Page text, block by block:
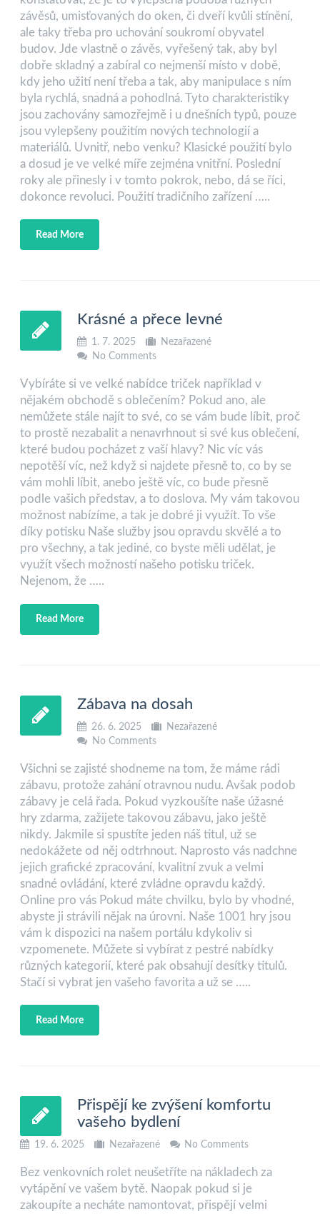
závěsů, umisťovaných do oken, či dveří kvůli stínění,
ale taky třeba pro uchování soukromí obyvatel
budov. Jde vlastně o závěs, vyřešený tak, aby byl
dobře skladný a zabíral co nejmenší místo v době,
kdy jeho užití není třeba a tak, aby manipulace s ním
byla rychlá, snadná a pohodlná. Tyto charakteristiky
jsou zachovány samozřejmě i u dnešních typů, pouze
jsou vylepšeny použitím nových technologií a
materiálů. Uvnitř, nebo venku? Klasické použití bylo
a dosud je ve velké míře zejména vnitřní. Poslední
roky ale přinesly i v tomto pokrok, nebo, dá se říci,
dokonce revoluci. Použití tradičního zařízení …..
Read More
Krásné a přece levné
1. 7. 2025
Nezařazené
No Comments
Vybíráte si ve velké nabídce triček například v
nějakém obchodě s oblečením? Pokud ano, ale
nemůžete stále najít to své, co se vám bude líbit, proč
to prostě nezabalit a nenavrhnout si své kus oblečení,
které budou pocházet z vaší hlavy? Nic víc vás
nepotěší víc, než když si najdete přesně to, co by se
vám mohli líbit, anebo ještě víc, co bude přesně
podle vašich představ, a to doslova. My vám takovou
možnost nabízíme, a tak je dobré ji využít. To vše
díky potisku Naše služby jsou opravdu skvělé a to
pro všechny, a tak jediné, co byste měli udělat, je
využít všech možností našeho potisku triček.
Nejenom, že …..
Read More
Zábava na dosah
26. 6. 2025
Nezařazené
No Comments
Všichni se zajisté shodneme na tom, že máme rádi
zábavu, protože zahání otravnou nudu. Avšak podob
zábavy je celá řada. Pokud vyzkoušíte naše úžasné
hry zdarma, zažijete takovou zábavu, jako ještě
nikdy. Jakmile si spustíte jeden náš titul, už se
nedokážete od něj odtrhnout. Naprosto vás nadchne
jejich grafické zpracování, kvalitní zvuk a velmi
snadné ovládání, které zvládne opravdu každý.
Online pro vás Pokud máte chvilku, bylo by vhodné,
abyste ji strávili nějak na úrovni. Naše 1001 hry jsou
vám k dispozici na našem portálu kdykoliv si
vzpomenete. Můžete si vybírat z pestré nabídky
různých kategorií, které pak obsahují desítky titulů.
Stačí si vybrat jen vašeho favorita a už se …..
Read More
Přispějí ke zvýšení komfortu
vašeho bydlení
19. 6. 2025 Nezařazené No Comments
Bez venkovních rolet neušetříte na nákladech za
vytápění ve vašem bytě. Naopak pokud si je
zakoupíte a necháte namontovat, přispějí velmi